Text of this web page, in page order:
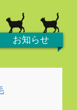
お知らせ